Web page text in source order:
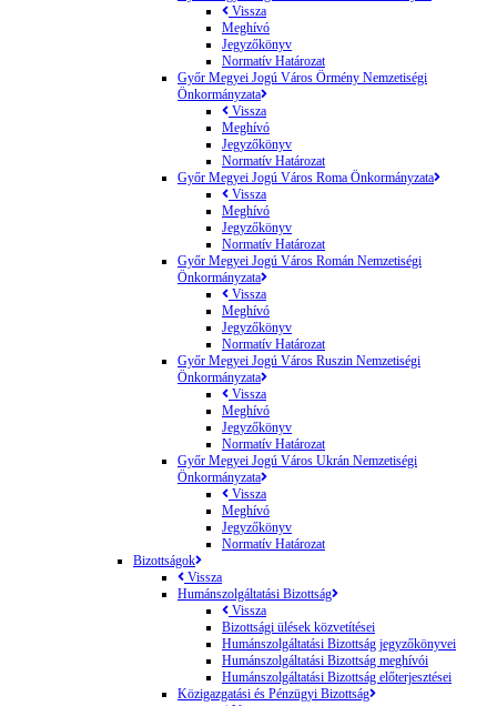
Vissza
Meghívó
Jegyzőkönyv
Normatív Határozat
Győr Megyei Jogú Város Örmény Nemzetiségi
Önkormányzata
Vissza
Meghívó
Jegyzőkönyv
Normatív Határozat
Győr Megyei Jogú Város Roma Önkormányzata
Vissza
Meghívó
Jegyzőkönyv
Normatív Határozat
Győr Megyei Jogú Város Román Nemzetiségi
Önkormányzata
Vissza
Meghívó
Jegyzőkönyv
Normatív Határozat
Győr Megyei Jogú Város Ruszin Nemzetiségi
Önkormányzata
Vissza
Meghívó
Jegyzőkönyv
Normatív Határozat
Győr Megyei Jogú Város Ukrán Nemzetiségi
Önkormányzata
Vissza
Meghívó
Jegyzőkönyv
Normatív Határozat
Bizottságok
Vissza
Humánszolgáltatási Bizottság
Vissza
Bizottsági ülések közvetítései
Humánszolgáltatási Bizottság jegyzőkönyvei
Humánszolgáltatási Bizottság meghívói
Humánszolgáltatási Bizottság előterjesztései
Közigazgatási és Pénzügyi Bizottság